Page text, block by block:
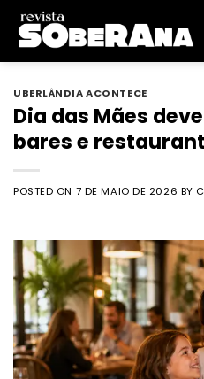
Skip
content
UBERLÂNDIA ACONTECE
Dia das Mães
bares e
POSTED ON 7 DE MAIO DE 2026 BY